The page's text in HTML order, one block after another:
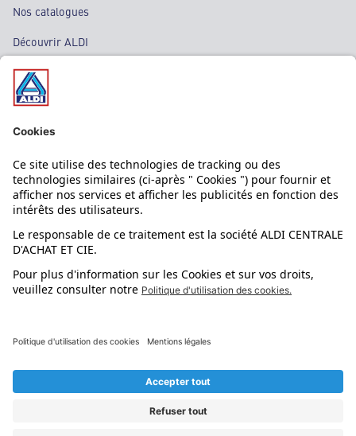
Nos catalogues
Découvrir ALDI
Nos bons plans
Nos rayons
Nos marques
Nos astuces
Évènements
L'application mobile